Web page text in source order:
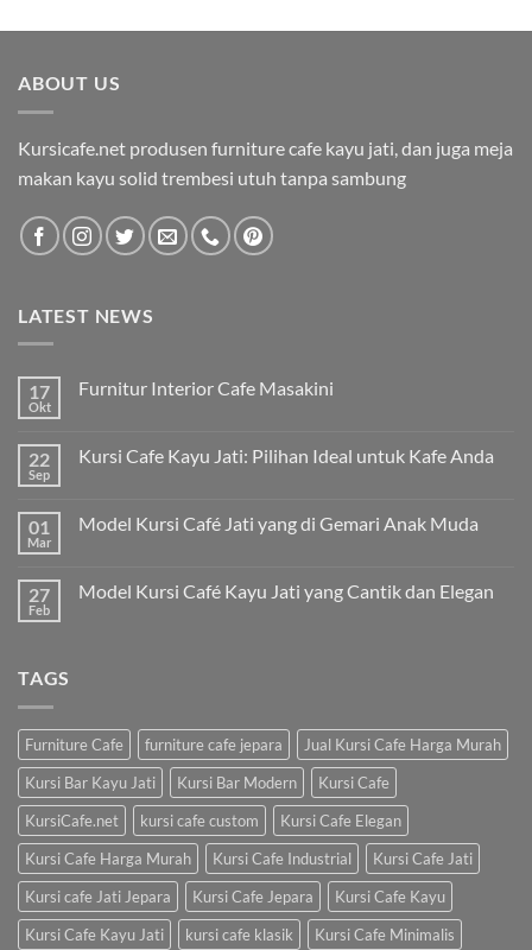
ABOUT US
Kursicafe.net produsen furniture cafe kayu jati, dan juga meja
makan kayu solid trembesi utuh tanpa sambung
LATEST NEWS
17
Okt
Furnitur Interior Cafe Masakini
22
Sep
Kursi Cafe Kayu Jati: Pilihan Ideal untuk Kafe Anda
01
Mar
Model Kursi Café Jati yang di Gemari Anak Muda
27
Feb
Model Kursi Café Kayu Jati yang Cantik dan Elegan
TAGS
Furniture Cafe furniture cafe jepara
Jual Kursi Cafe Harga Murah
Kursi Bar Kayu Jati
Kursi Bar Modern
Kursi Cafe
KursiCafe.net
kursi cafe custom
Kursi Cafe Elegan
Kursi Cafe Harga Murah
Kursi Cafe Industrial
Kursi Cafe Jati
Kursi cafe Jati Jepara
Kursi Cafe Jepara
Kursi Cafe Kayu
Kursi Cafe Kayu Jati
kursi cafe klasik
Kursi Cafe Minimalis